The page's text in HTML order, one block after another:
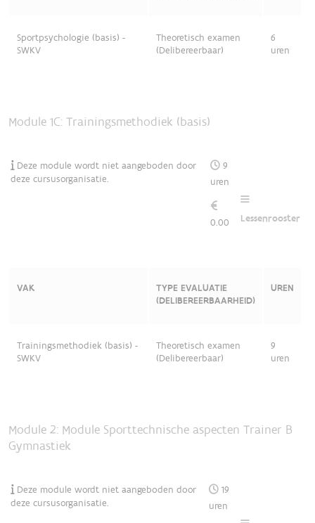
Sportpsychologie (basis) -
SWKV
Theoretisch examen
(Delibereerbaar)
6
uren
Module 1C: Trainingsmethodiek (basis)
Deze module wordt niet aangeboden door
deze cursusorganisatie.
9
uren
0.00 Lessenrooster
VAK
TYPE EVALUATIE
(DELIBEREERBAARHEID)
UREN
Trainingsmethodiek (basis) -
SWKV
Theoretisch examen
(Delibereerbaar)
9
uren
Module 2: Module Sporttechnische aspecten Trainer B
Gymnastiek
Deze module wordt niet aangeboden door
deze cursusorganisatie.
19
uren